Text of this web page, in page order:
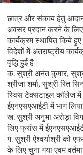
छात्र और संकाय हेतु
अवसर प्रदान करने के लिए
कार्यक्रम स्थापित किये
विदेशों में अंतराष्ट्रीय
वृद्धि हुई है।
क. सुश्री अनंत कुमार, सुश्री
श्रीजा शर्मा, सुश्री रित
स्विस टेक्सटाइल कॉलेज
ईएनएसएआईटी में भाग
ख. सुश्री अनुभा अरोड़ा
लिए फ्रांस में
ग. सुश्री ऐश्वर्याश्री को
के लिए चुना गया एवम